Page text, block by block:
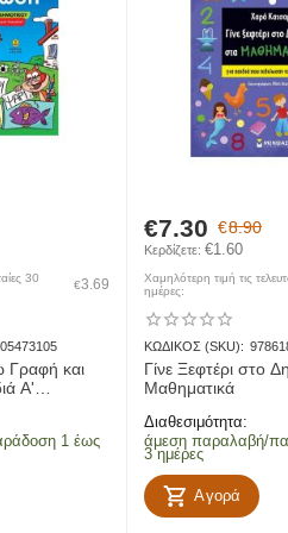
- Αφορά την παραλαβή, μεταφορά και
30
€3.69
Γραφή και
Α'
1 έως
€8.90
€7.30
Κερδίζετε: €1.60
Χαμηλότερη τιμή τις
ημέρες:
ΚΩΔΙΚΟΣ (SKU):
Γίνε Ξεφτέρι στο
Μαθηματικά
Διαθεσιμότητα:
άμεση παραλαβή/
3 ημέρες
Αγορά